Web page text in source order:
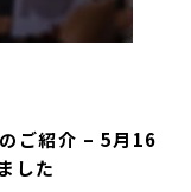
ご紹介 – 5月16
した